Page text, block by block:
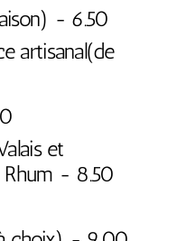
- 6.50
artisanal(de
et
Rhum - 8.50